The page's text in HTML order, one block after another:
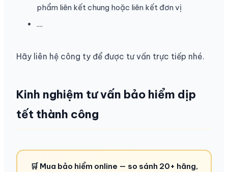
phẩm liên kết chung hoặc liên kết đơn vị
....
Hãy liên hệ công ty để được tư vấn trực tiếp nhé.
Kinh nghiệm tư vấn bảo hiểm dịp
tết thành công
🛒 Mua bảo hiểm online — so sánh 20+ hãng,